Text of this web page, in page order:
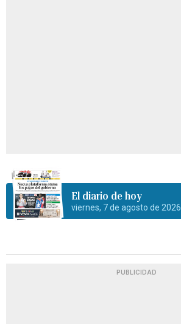
El diario de hoy
viernes, 7 de agosto de 2026
PUBLICIDAD